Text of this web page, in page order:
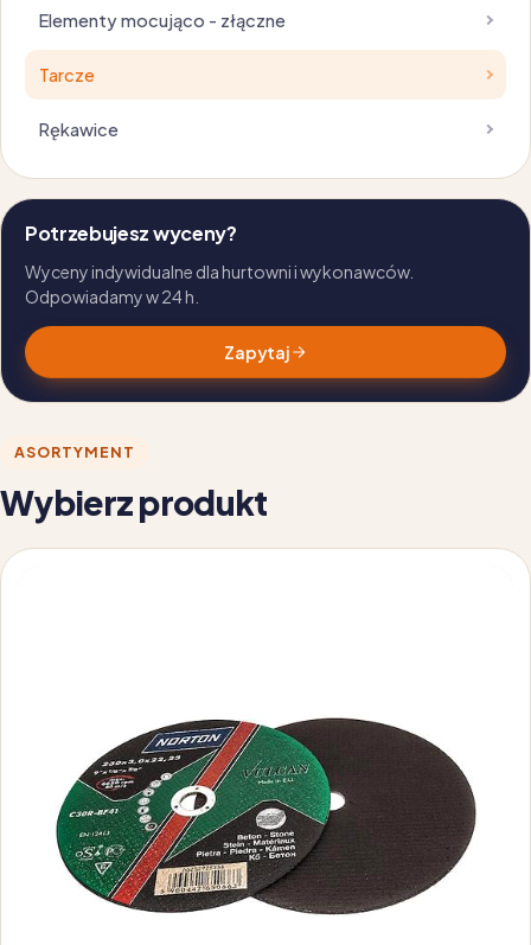
Elementy mocująco - złączne
Tarcze
Rękawice
Potrzebujesz wyceny?
Wyceny indywidualne dla hurtowni i wykonawców.
Odpowiadamy w 24 h.
Zapytaj
ASORTYMENT
Wybierz produkt